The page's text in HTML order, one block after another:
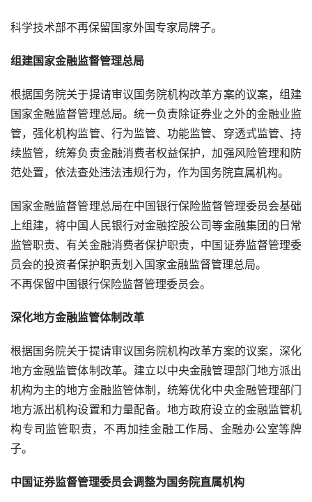
科学技术部不再保留国家外国专家局牌子。
组建国家金融监督管理总局
根据国务院关于提请审议国务院机构改革方案的议案，组建
国家金融监督管理总局。统一负责除证券业之外的金融业监
管，强化机构监管、行为监管、功能监管、穿透式监管、持
续监管，统筹负责金融消费者权益保护，加强风险管理和防
范处置，依法查处违法违规行为，作为国务院直属机构。
国家金融监督管理总局在中国银行保险监督管理委员会基础
上组建，将中国人民银行对金融控股公司等金融集团的日常
监管职责、有关金融消费者保护职责，中国证券监督管理委
员会的投资者保护职责划入国家金融监督管理总局。
不再保留中国银行保险监督管理委员会。
深化地方金融监管体制改革
根据国务院关于提请审议国务院机构改革方案的议案，深化
地方金融监管体制改革。建立以中央金融管理部门地方派出
机构为主的地方金融监管体制，统筹优化中央金融管理部门
地方派出机构设置和力量配备。地方政府设立的金融监管机
构专司监管职责，不再加挂金融工作局、金融办公室等牌
子。
中国证券监督管理委员会调整为国务院直属机构